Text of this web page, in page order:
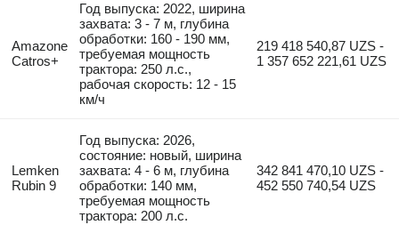
Amazone
Catros+
Год выпуска: 2022, ширина
захвата: 3 - 7 м, глубина
обработки: 160 - 190 мм,
требуемая мощность
трактора: 250 л.с.,
рабочая скорость: 12 - 15
км/ч
219 418 540,87 UZS -
1 357 652 221,61 UZS
Lemken
Rubin 9
Год выпуска: 2026,
состояние: новый, ширина
захвата: 4 - 6 м, глубина
обработки: 140 мм,
требуемая мощность
трактора: 200 л.с.
342 841 470,10 UZS -
452 550 740,54 UZS